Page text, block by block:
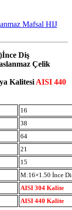
Mafsal HIJ
Diş
Çelik
Kalitesi AISI 440
16
38
64
21
15
M:16×1.50 İnce
AISI 304 Kalite
AISI 440 Kalite